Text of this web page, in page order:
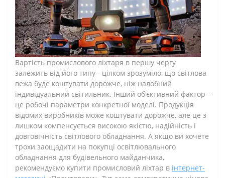
Вартість промислового ліхтаря в першу чергу
залежить від його типу - цілком зрозуміло, що світлова
вежа буде коштувати дорожче, ніж налобний
індивідуальний світильник. Інший об'єктивний фактор -
це робочі параметри конкретної моделі. Продукція
відомих виробників може коштувати дорожче, але це з
лишком компенсується високою якістю, надійність і
довговічність світлового обладнання. А якщо ви хочете
трохи заощадити на покупці освітлювального
обладнання для будівельного майданчика,
рекомендуємо купити промисловий ліхтар в інтернет-